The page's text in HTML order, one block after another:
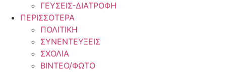
ΓΕΥΣΕΙΣ-ΔΙΑΤΡΟΦΗ
ΠΕΡΙΣΣΟΤΕΡΑ
ΠΟΛΙΤΙΚΗ
ΣΥΝΕΝΤΕΥΞΕΙΣ
ΣΧΟΛΙΑ
ΒΙΝΤΕΟ/ΦΩΤΟ